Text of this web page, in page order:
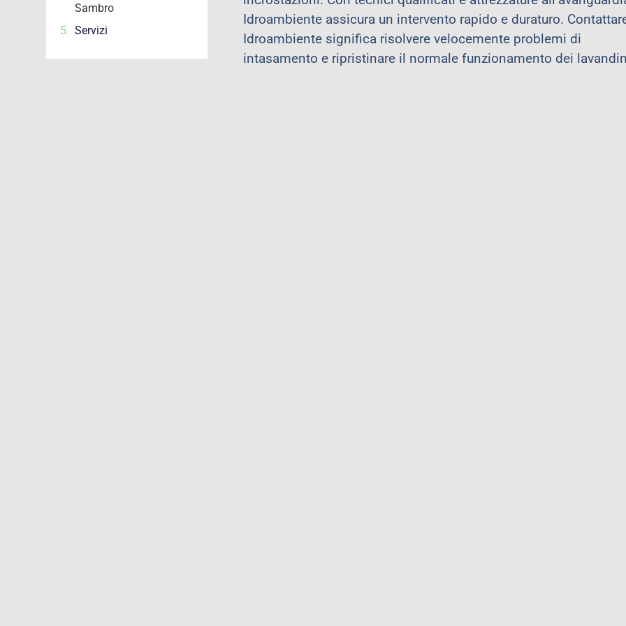
Sambro
Servizi
Idroambiente assicura un intervento rapido e duraturo.
Idroambiente significa risolvere velocemente problemi di
intasamento e ripristinare il normale funzionamento dei